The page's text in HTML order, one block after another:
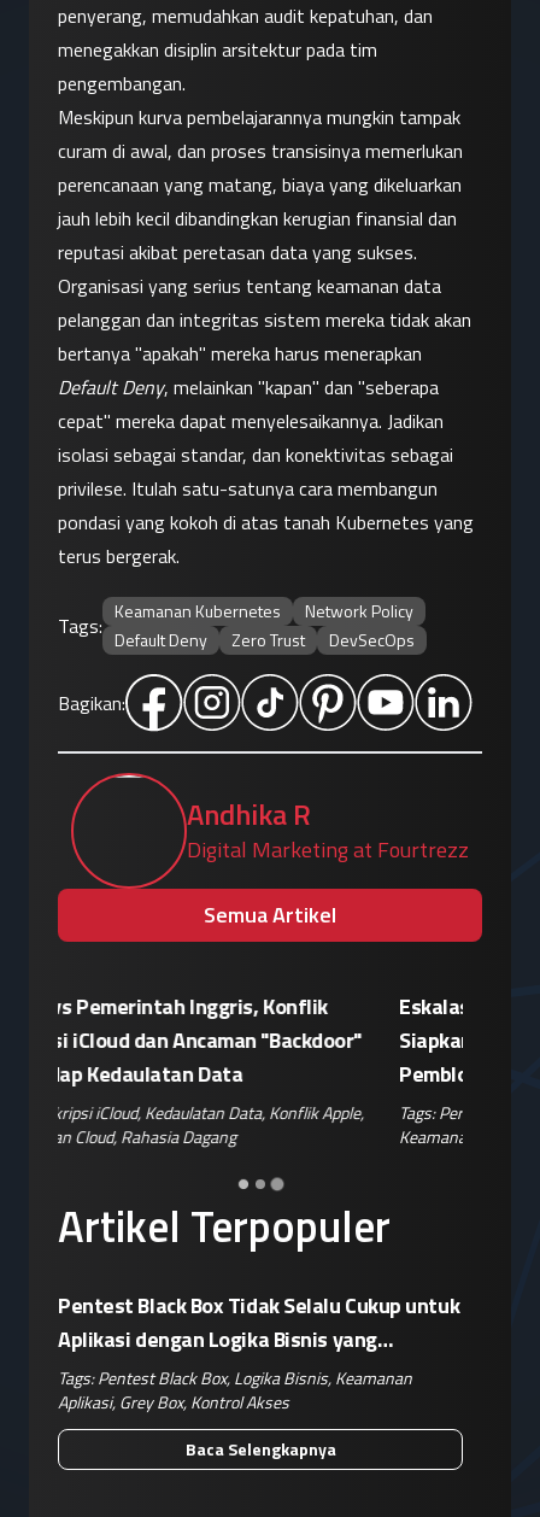
penyerang, memudahkan audit kepatuhan, dan
menegakkan disiplin arsitektur pada tim
pengembangan.
Meskipun kurva pembelajarannya mungkin tampak
curam di awal, dan proses transisinya memerlukan
perencanaan yang matang, biaya yang dikeluarkan
jauh lebih kecil dibandingkan kerugian finansial dan
reputasi akibat peretasan data yang sukses.
Organisasi yang serius tentang keamanan data
pelanggan dan integritas sistem mereka tidak akan
Default Deny, melainkan "kapan" dan "seberapa
cepat" mereka dapat menyelesaikannya. Jadikan
isolasi sebagai standar, dan konektivitas sebagai
privilese. Itulah satu-satunya cara membangun
pondasi yang kokoh di atas tanah Kubernetes yang
terus bergerak.
Tags:
Keamanan Kubernetes
Network Policy
Default Deny
Zero Trust DevSecOps
Bagikan:
Andhika R
Digital Marketing at Fourtrezz
Semua Artikel
Artikel Terpopuler
Pentest Black Box Tidak Selalu Cukup untuk
Aplikasi dengan Logika Bisnis yang
Kompleks
Tags:Pentest Black Box,Logika Bisnis,Keamanan
Aplikasi,Grey Box,Kontrol Akses
Baca Selengkapnya
Eskalasi Perang Teknologi, China
Siapkan Retaliasi Terhadap Kebijakan
Pemblokiran Robot dan Inverter oleh AS
Tags:Perang Teknologi,Kebijakan AS,Retaliasi China,
Keamanan IoT,Risiko Pasok